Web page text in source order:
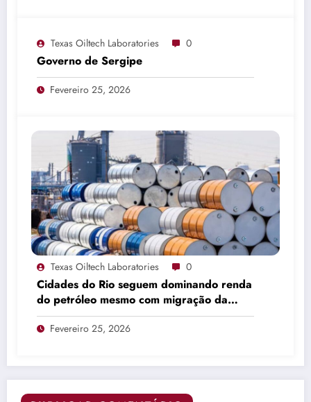
Texas Oiltech Laboratories 0
Governo de Sergipe
Fevereiro 25, 2026
Texas Oiltech Laboratories 0
Cidades do Rio seguem dominando renda
do petróleo mesmo com migração da
produção
Fevereiro 25, 2026